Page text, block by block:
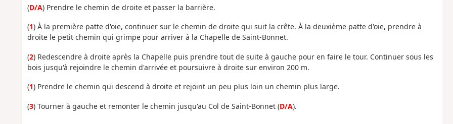
(D/A) Prendre le chemin de droite et passer la barrière.
(1) À la première patte d'oie, continuer sur le chemin de droite qui suit la crête. À la deuxième patte d'oie, prendre à
droite le petit chemin qui grimpe pour arriver à la Chapelle de Saint-Bonnet.
(2) Redescendre à droite après la Chapelle puis prendre tout de suite à gauche pour en faire le tour. Continuer sous les
bois jusqu'à rejoindre le chemin d'arrivée et poursuivre à droite sur environ 200 m.
(1) Prendre le chemin qui descend à droite et rejoint un peu plus loin un chemin plus large.
(3) Tourner à gauche et remonter le chemin jusqu'au Col de Saint-Bonnet (D/A).